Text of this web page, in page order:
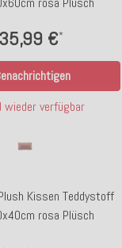
35,99 €*
verfügbar
Kissen Teddystoff
rosa Plüsch